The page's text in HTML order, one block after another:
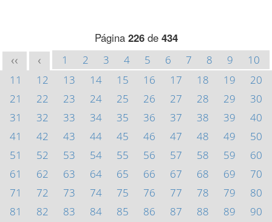
Página 226de 434
<< < 1 2 3 4 5 6 7 8 9
10
11
12 13 14 15 16 17 18 19
20
21
22 23 24 25 26 27 28 29
30
31
32 33 34 35 36 37 38 39
40
41
42 43 44 45 46 47 48 49
50
51
52 53 54 55 56 57 58 59
60
61
62 63 64 65 66 67 68 69
70
71
72 73 74 75 76 77 78 79
80
81
82 83 84 85 86 87 88 89
90